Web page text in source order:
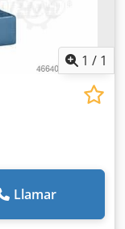
1 / 1
Llamar